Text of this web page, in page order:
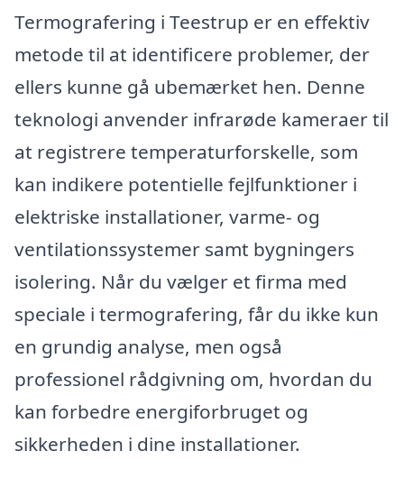
Termografering i Teestrup er en effektiv
metode til at identificere problemer, der
ellers kunne gå ubemærket hen. Denne
teknologi anvender infrarøde kameraer til
at registrere temperaturforskelle, som
kan indikere potentielle fejlfunktioner i
elektriske installationer, varme- og
ventilationssystemer samt bygningers
isolering. Når du vælger et firma med
speciale i termografering, får du ikke kun
en grundig analyse, men også
professionel rådgivning om, hvordan du
kan forbedre energiforbruget og
sikkerheden i dine installationer.